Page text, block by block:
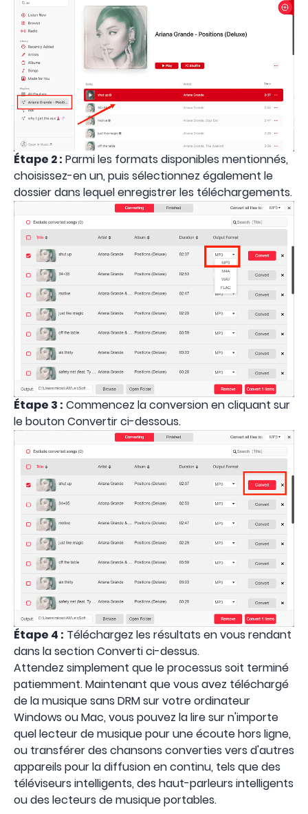
Étape 2 : Parmi les formats disponibles mentionnés,
choisissez-en un, puis sélectionnez également le
dossier dans lequel enregistrer les téléchargements.
Étape 3 : Commencez la conversion en cliquant sur
le bouton Convertir ci-dessous.
Étape 4 : Téléchargez les résultats en vous rendant
dans la section Converti ci-dessus.
Attendez simplement que le processus soit terminé
patiemment. Maintenant que vous avez téléchargé
de la musique sans DRM sur votre ordinateur
Windows ou Mac, vous pouvez la lire sur n'importe
quel lecteur de musique pour une écoute hors ligne,
ou transférer des chansons converties vers d'autres
appareils pour la diffusion en continu, tels que des
téléviseurs intelligents, des haut-parleurs intelligents
ou des lecteurs de musique portables.